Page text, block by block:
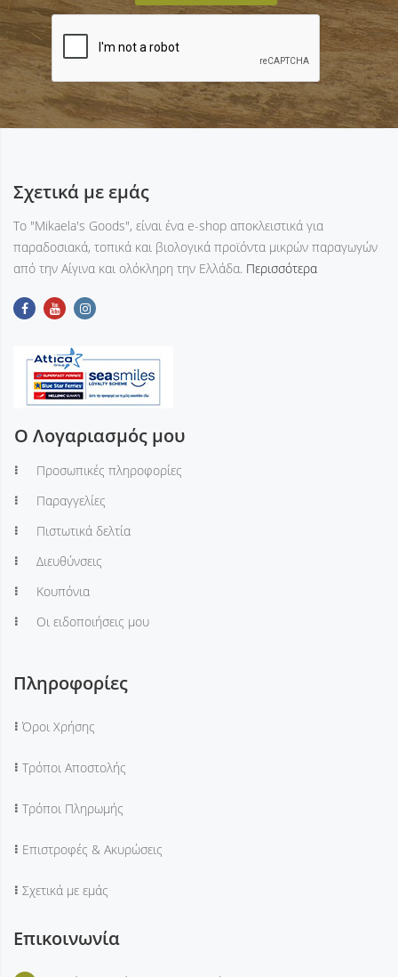
Σχετικά με εμάς
Tο "Mikaela's Goods", είναι ένα e-shop αποκλειστικά για
παραδοσιακά, τοπικά και βιολογικά προϊόντα μικρών παραγωγών
από την Αίγινα και ολόκληρη την Ελλάδα. Περισσότερα
Ο Λογαριασμός μου
Προσωπικές πληροφορίες
Παραγγελίες
Πιστωτικά δελτία
Διευθύνσεις
Κουπόνια
Οι ειδοποιήσεις μου
Πληροφορίες
Όροι Χρήσης
Τρόποι Αποστολής
Τρόποι Πληρωμής
Επιστροφές & Ακυρώσεις
Σχετικά με εμάς
Επικοινωνία